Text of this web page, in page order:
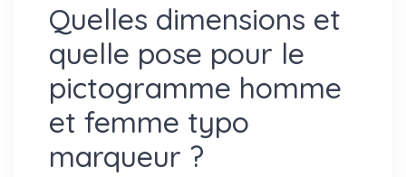
Quelles dimensions et
quelle pose pour le
pictogramme homme
et femme typo
marqueur ?